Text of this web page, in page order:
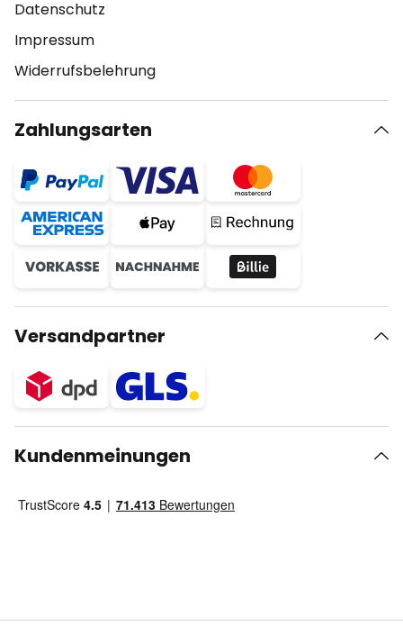
Datenschutz
Impressum
Widerrufsbelehrung
Zahlungsarten
Versandpartner
Kundenmeinungen